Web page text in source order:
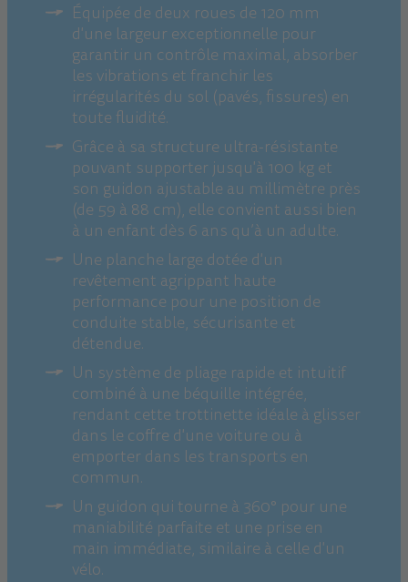
Équipée de deux roues de 120 mm
d'une largeur exceptionnelle pour
garantir un contrôle maximal, absorber
les vibrations et franchir les
irrégularités du sol (pavés, fissures) en
toute fluidité.
Grâce à sa structure ultra-résistante
pouvant supporter jusqu'à 100 kg et
son guidon ajustable au millimètre près
(de 59 à 88 cm), elle convient aussi bien
à un enfant dès 6 ans qu’à un adulte.
Une planche large dotée d'un
revêtement agrippant haute
performance pour une position de
conduite stable, sécurisante et
détendue.
Un système de pliage rapide et intuitif
combiné à une béquille intégrée,
rendant cette trottinette idéale à glisser
dans le coffre d'une voiture ou à
emporter dans les transports en
commun.
Un guidon qui tourne à 360° pour une
maniabilité parfaite et une prise en
main immédiate, similaire à celle d'un
vélo.